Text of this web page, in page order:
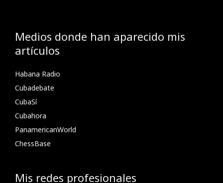
Medios donde han aparecido mis
artículos
Habana Radio
Cubadebate
CubaSí
Cubahora
PanamericanWorld
ChessBase
Mis redes profesionales